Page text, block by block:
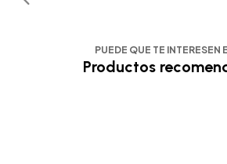
PUEDE QUE TE INTERESEN
Productos